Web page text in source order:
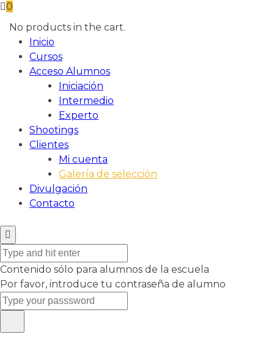
0
No products in the cart.
Inicio
Cursos
Acceso Alumnos
Iniciación
Intermedio
Experto
Shootings
Clientes
Mi cuenta
Galería de selección
Divulgación
Contacto
Contenido sólo para alumnos de la escuela
Por favor, introduce tu contraseña de alumno